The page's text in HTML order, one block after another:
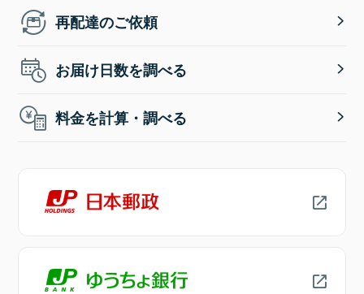
再配達のご依頼
お届け日数を調べる
料金を計算・調べる